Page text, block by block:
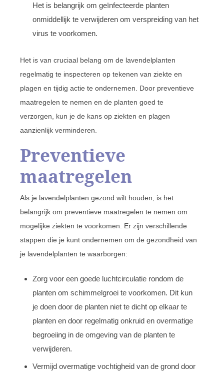
Het is belangrijk om geïnfecteerde planten
onmiddellijk te verwijderen om verspreiding van het
virus te voorkomen.
Het is van cruciaal belang om de lavendelplanten
regelmatig te inspecteren op tekenen van ziekte en
plagen en tijdig actie te ondernemen. Door preventieve
maatregelen te nemen en de planten goed te
verzorgen, kun je de kans op ziekten en plagen
aanzienlijk verminderen.
Preventieve
maatregelen
Als je lavendelplanten gezond wilt houden, is het
belangrijk om preventieve maatregelen te nemen om
mogelijke ziekten te voorkomen. Er zijn verschillende
stappen die je kunt ondernemen om de gezondheid van
je lavendelplanten te waarborgen:
Zorg voor een goede luchtcirculatie rondom de
planten om schimmelgroei te voorkomen. Dit kun
je doen door de planten niet te dicht op elkaar te
planten en door regelmatig onkruid en overmatige
begroeiing in de omgeving van de planten te
verwijderen.
Vermijd overmatige vochtigheid van de grond door